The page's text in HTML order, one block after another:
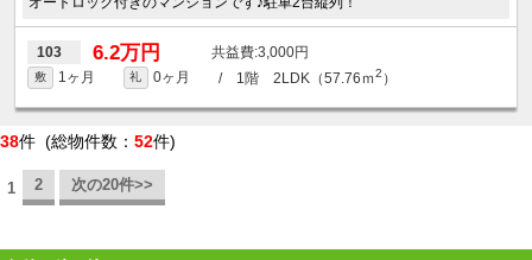
103 6.2万円 3,000円
敷 1ヶ月 礼 0ヶ月 / 1階 2LDK（57.76ｍ2 ）
38件 (総物件数： 52件)
1 2 次の20件>>